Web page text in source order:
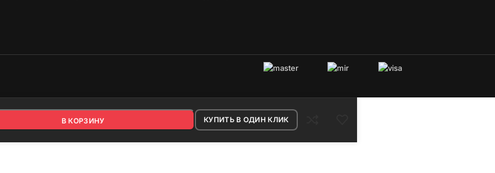
32 ₽
В КОРЗИНУ КУПИТЬ В ОДИН КЛИК
скорость сайта, чтобы быть привлекательным для людей и поисковых систем.